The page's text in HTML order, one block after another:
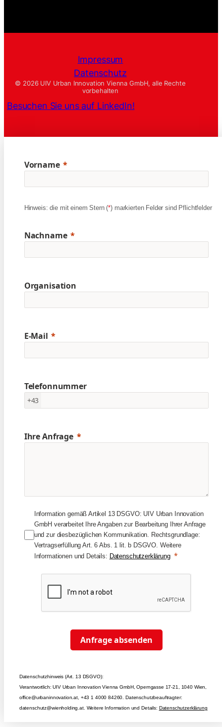
Impressum
Datenschutz
© 2026 UIV Urban Innovation Vienna GmbH, alle Rechte
vorbehalten
Besuchen Sie uns auf LinkedIn!
Vorname
Hinweis: die mit einem Stern (*) markierten Felder sind Pflichtfelder
Nachname
Organisation
E-Mail
Telefonnummer
+43
Ihre Anfrage
Information gemäß Artikel 13 DSGVO: UIV Urban Innovation
GmbH verarbeitet Ihre Angaben zur Bearbeitung Ihrer Anfrage
und zur diesbezüglichen Kommunikation. Rechtsgrundlage:
Vertragserfüllung Art. 6 Abs. 1 lit. b DSGVO. Weitere
Informationen und Details: Datenschutzerklärung
Anfrage absenden
Datenschutzhinweis (Art. 13 DSGVO):
Verantwortlich: UIV Urban Innovation Vienna GmbH, Operngasse 17-21, 1040 Wien,
office@urbaninnovation.at, +43 1 4000 84260. Datenschutzbeauftragter:
datenschutz@wienholding.at. Weitere Information und Details: Datenschutzerklärung